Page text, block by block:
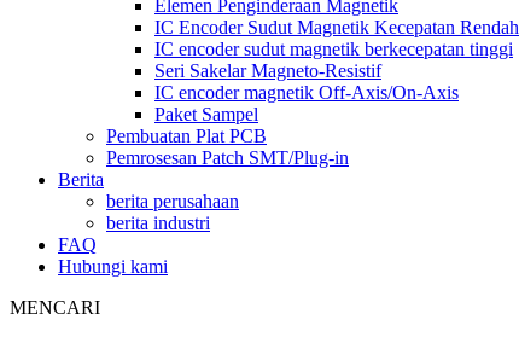
Elemen Penginderaan Magnetik
IC Encoder Sudut Magnetik Kecepatan Rendah
IC encoder sudut magnetik berkecepatan tinggi
Seri Sakelar Magneto-Resistif
IC encoder magnetik Off-Axis/On-Axis
Paket Sampel
Pembuatan Plat PCB
Pemrosesan Patch SMT/Plug-in
Berita
berita perusahaan
berita industri
FAQ
Hubungi kami
MENCARI